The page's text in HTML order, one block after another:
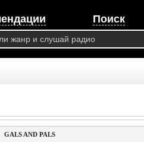
Поиск
GALS AND PALS